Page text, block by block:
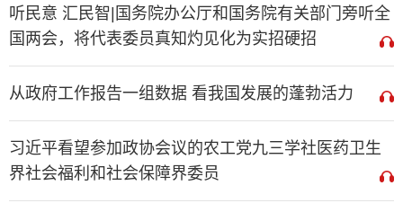
听民意 汇民智|国务院办公厅和国务院有关部门旁听全
国两会，将代表委员真知灼见化为实招硬招
从政府工作报告一组数据 看我国发展的蓬勃活力
习近平看望参加政协会议的农工党九三学社医药卫生
界社会福利和社会保障界委员